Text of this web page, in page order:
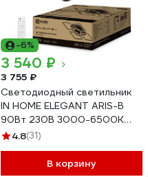
-6%
3 540 ₽
3 755 ₽
Светодиодный светильник
IN HOME ELEGANT ARIS-B
90Вт 230В 3000-6500K
7000Лм 590x590x130мм c
4690612035413
4.8(31)
В корзину